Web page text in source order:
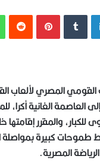
لينكدإن بينتيريست
المصري لألعاب
العاصمة الغانية أكرا،
2026، وسط طموحات كبيرة
المصرية.